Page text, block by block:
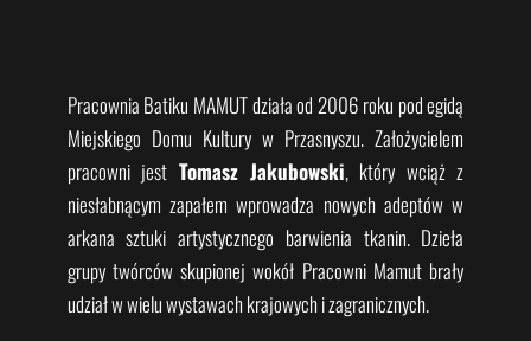
Pracownia Batiku MAMUT działa od 2006 roku pod egidą
Miejskiego Domu Kultury w Przasnyszu. Założycielem
pracowni jest Tomasz Jakubowski, który wciąż z
niesłabnącym zapałem wprowadza nowych adeptów w
arkana sztuki artystycznego barwienia tkanin. Dzieła
grupy twórców skupionej wokół Pracowni Mamut brały
udział w wielu wystawach krajowych i zagranicznych.